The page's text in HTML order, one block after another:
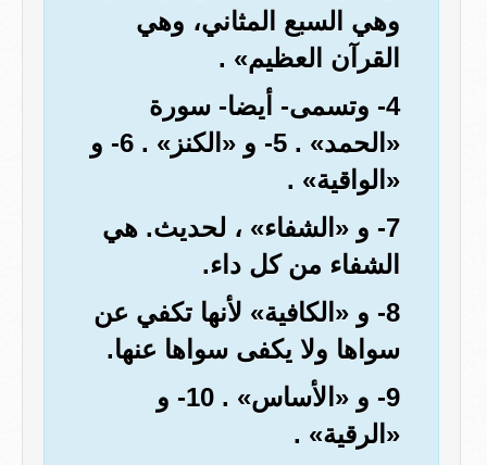
وهي السبع المثاني، وهي
القرآن العظيم» .
4- وتسمى- أيضا- سورة
«الحمد» . 5- و «الكنز» . 6- و
«الواقية» .
7- و «الشفاء» ، لحديث. هي
الشفاء من كل داء.
8- و «الكافية» لأنها تكفي عن
سواها ولا يكفى سواها عنها.
9- و «الأساس» . 10- و
«الرقية» .